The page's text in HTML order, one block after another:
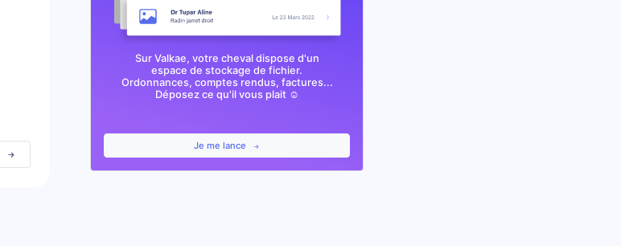
Sur Valkae, votre cheval dispose d'un
espace de stockage de fichier.
Ordonnances, comptes rendus, factures...
Déposez ce qu'il vous plait ☺️
Je me lance